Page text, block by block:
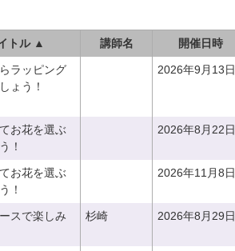
トル ▲ 講師名 開催日時
ラッピング
ょう！
2026年9月13日
お花を選ぶ
！
2026年8月22日
お花を選ぶ
！
2026年11月8日
スで楽しみ
杉崎 2026年8月29日